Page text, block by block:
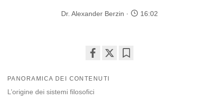
Dr. Alexander Berzin 16:02
on
facebook
PANORAMICA DEI CONTENUTI
L’origine dei sistemi filosofici